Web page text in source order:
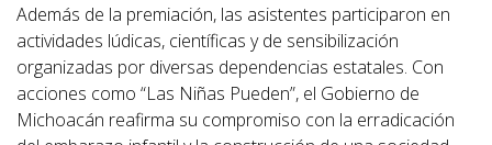
Además de la premiación, las asistentes participaron en
actividades lúdicas, científicas y de sensibilización
organizadas por diversas dependencias estatales. Con
acciones como “Las Niñas Pueden”, el Gobierno de
Michoacán reafirma su compromiso con la erradicación